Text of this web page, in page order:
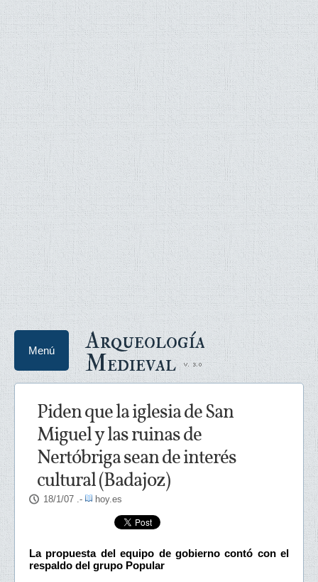
Arqueología
Medieval
Menú
Piden que la iglesia de San
Miguel y las ruinas de
Nertóbriga sean de interés
cultural (Badajoz)
18/1/07 .- hoy.es
La propuesta del equipo de gobierno contó con el
respaldo del grupo Popular